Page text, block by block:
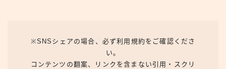
※SNSシェアの場合、必ず利用規約をご確認くださ
い。
コンテンツの翻案、リンクを含まない引用・スクリ